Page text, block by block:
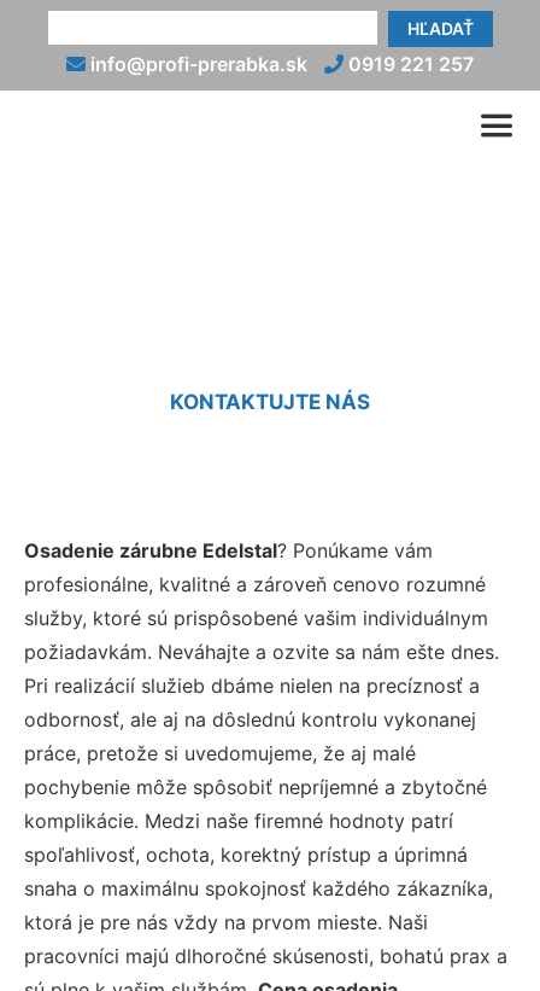
HĽADAŤ
info@profi-prerabka.sk 0919 221 257
KONTAKTUJTE NÁS
Osadenie zárubne Edelstal? Ponúkame vám
profesionálne, kvalitné a zároveň cenovo rozumné
služby, ktoré sú prispôsobené vašim individuálnym
požiadavkám. Neváhajte a ozvite sa nám ešte dnes.
Pri realizácií služieb dbáme nielen na precíznosť a
odbornosť, ale aj na dôslednú kontrolu vykonanej
práce, pretože si uvedomujeme, že aj malé
pochybenie môže spôsobiť nepríjemné a zbytočné
komplikácie. Medzi naše firemné hodnoty patrí
spoľahlivosť, ochota, korektný prístup a úprimná
snaha o maximálnu spokojnosť každého zákazníka,
ktorá je pre nás vždy na prvom mieste. Naši
pracovníci majú dlhoročné skúsenosti, bohatú prax a